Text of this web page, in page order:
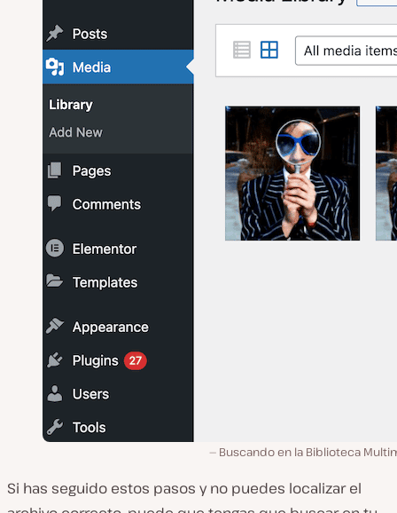
Buscando en la Biblioteca
Si has seguido estos pasos y no puedes localizar el